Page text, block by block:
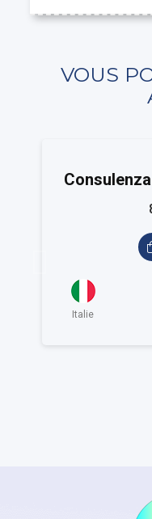
VOUS
Italie